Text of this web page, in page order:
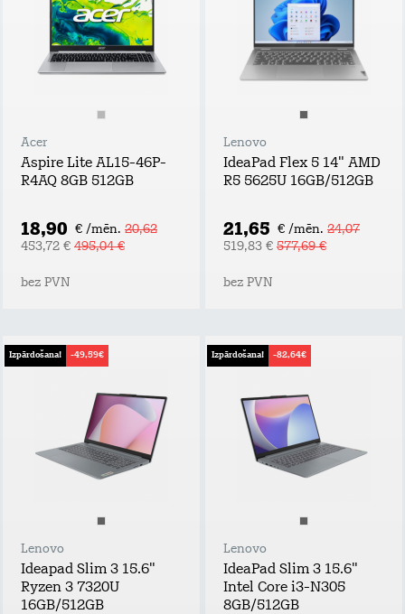
Acer
Aspire Lite AL15-46P-
R4AQ 8GB 512GB
18,90 € /mēn. 20,62
453,72 € 495,04 €
bez PVN
Lenovo
IdeaPad Flex 5 14" AMD
R5 5625U 16GB/512GB
21,65 € /mēn. 24,07
519,83 € 577,69 €
bez PVN
Izpārdošana! -49,59€
Lenovo
Ideapad Slim 3 15.6"
Ryzen 3 7320U
16GB/512GB
Izpārdošana! -82,64€
Lenovo
IdeaPad Slim 3 15.6"
Intel Core i3-N305
8GB/512GB